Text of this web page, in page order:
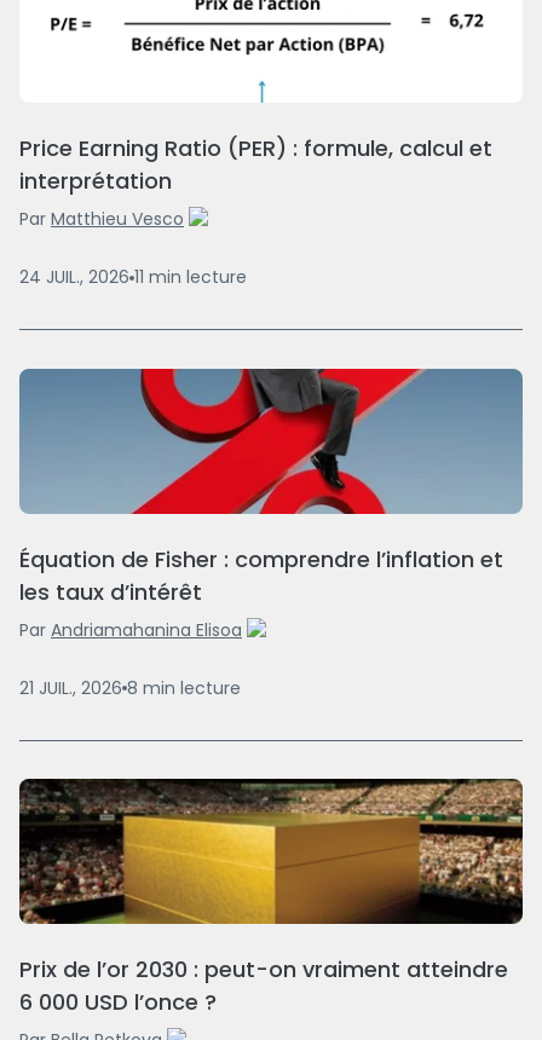
Price Earning Ratio (PER) : formule, calcul et
interprétation
Par Matthieu Vesco
24 JUIL., 2026 11 min lecture
Équation de Fisher : comprendre l’inflation et
les taux d’intérêt
Par Andriamahanina Elisoa
21 JUIL., 2026 8 min lecture
Prix de l’or 2030 : peut-on vraiment atteindre
6 000 USD l’once ?